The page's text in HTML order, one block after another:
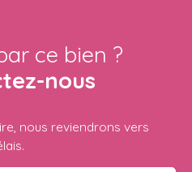
ce bien ?
nous
nous reviendrons vers